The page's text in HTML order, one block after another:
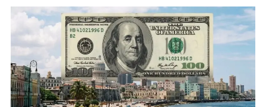
Brusca
Ropiendo
Sus
Record
Historicos
Anteriores
En
El